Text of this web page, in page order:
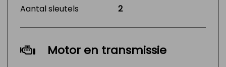
Aantal sleutels
2
Motor en transmissie